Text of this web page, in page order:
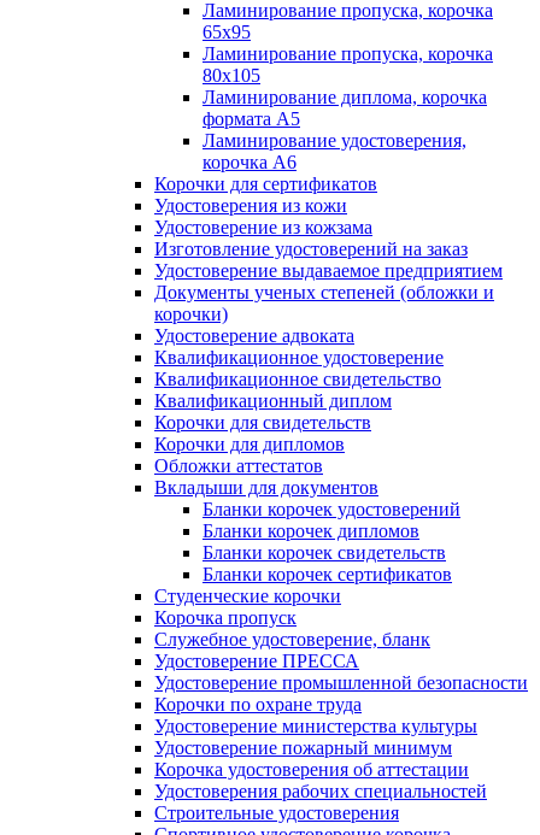
Ламинирование пропуска, корочка
65х95
Ламинирование пропуска, корочка
80х105
Ламинирование диплома, корочка
формата А5
Ламинирование удостоверения,
корочка А6
Корочки для сертификатов
Удостоверения из кожи
Удостоверение из кожзама
Изготовление удостоверений на заказ
Удостоверение выдаваемое предприятием
Документы ученых степеней (обложки и
корочки)
Удостоверение адвоката
Квалификационное удостоверение
Квалификационное свидетельство
Квалификационный диплом
Корочки для свидетельств
Корочки для дипломов
Обложки аттестатов
Вкладыши для документов
Бланки корочек удостоверений
Бланки корочек дипломов
Бланки корочек свидетельств
Бланки корочек сертификатов
Студенческие корочки
Корочка пропуск
Служебное удостоверение, бланк
Удостоверение ПРЕССА
Удостоверение промышленной безопасности
Корочки по охране труда
Удостоверение министерства культуры
Удостоверение пожарный минимум
Корочка удостоверения об аттестации
Удостоверения рабочих специальностей
Строительные удостоверения